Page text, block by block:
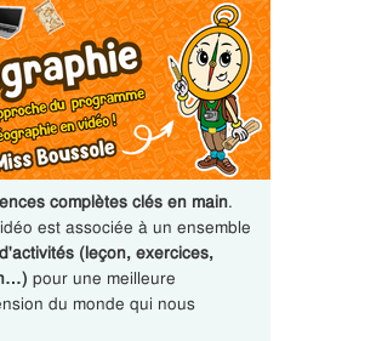
complètes clés en main.
est associée à un ensemble
(leçon, exercices,
pour une meilleure
du monde qui nous